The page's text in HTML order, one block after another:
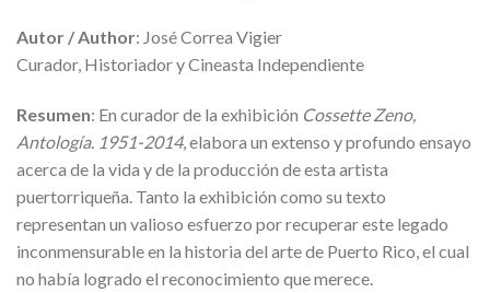
Autor / Author: José Correa Vigier
Curador, Historiador y Cineasta Independiente
Resumen: En curador de la exhibición Cossette Zeno,
Antología. 1951-2014, elabora un extenso y profundo ensayo
acerca de la vida y de la producción de esta artista
puertorriqueña. Tanto la exhibición como su texto
representan un valioso esfuerzo por recuperar este legado
inconmensurable en la historia del arte de Puerto Rico, el cual
no había logrado el reconocimiento que merece.